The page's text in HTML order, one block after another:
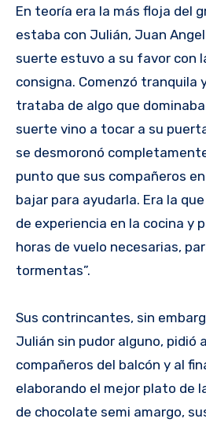
En teoría era la más floja del
estaba con Julián, Juan Angel
suerte estuvo a su favor con
consigna. Comenzó tranquila
trataba de algo que
suerte vino a tocar a su
se desmoronó
punto que sus compañeros
bajar para ayudarla. Era la
de experiencia en la cocina y
horas de vuelo necesarias,
tormentas”.
Sus contrincantes, sin
Julián sin pudor alguno, pidió
compañeros del balcón y al
elaborando el mejor plato de
de chocolate semi amargo,